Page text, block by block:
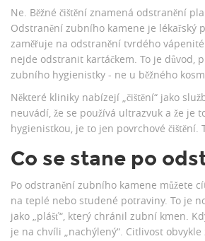
Ne. Běžné čištění znamená odstranění
Odstranění zubního kamene je lékařský
zaměřuje na odstranění tvrdého
nejde odstranit kartáčkem. To je důvod,
zubního hygienistky - ne u běžného
Některé kliniky nabízejí „čištění“ jako
neuvádí, že se používá ultrazvuk a že je
hygienistkou, je to jen povrchové čištění.
Co se stane po
Po odstranění zubního kamene můžete
na teplé nebo studené potraviny. To je
jako „plášť“, který chránil zubní kmen.
je na chvíli „nachýlený“. Citlivost